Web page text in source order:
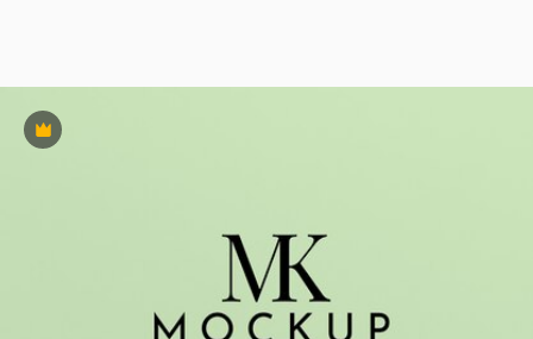
Premium